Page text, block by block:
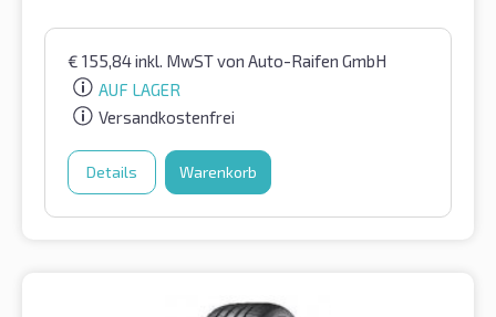
€ 155,84inkl. MwSTvon Auto-Raifen GmbH
AUF LAGER
Versandkostenfrei
Details Warenkorb